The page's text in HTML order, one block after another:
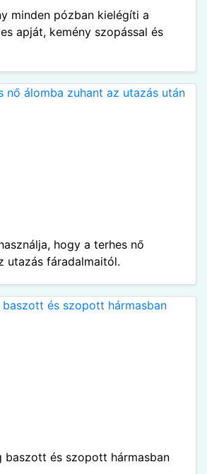
minden pózban kielégíti a
apját, kemény szopással és
hogy a terhes nő
utazás fáradalmaitól.
baszott és szopott hármasban